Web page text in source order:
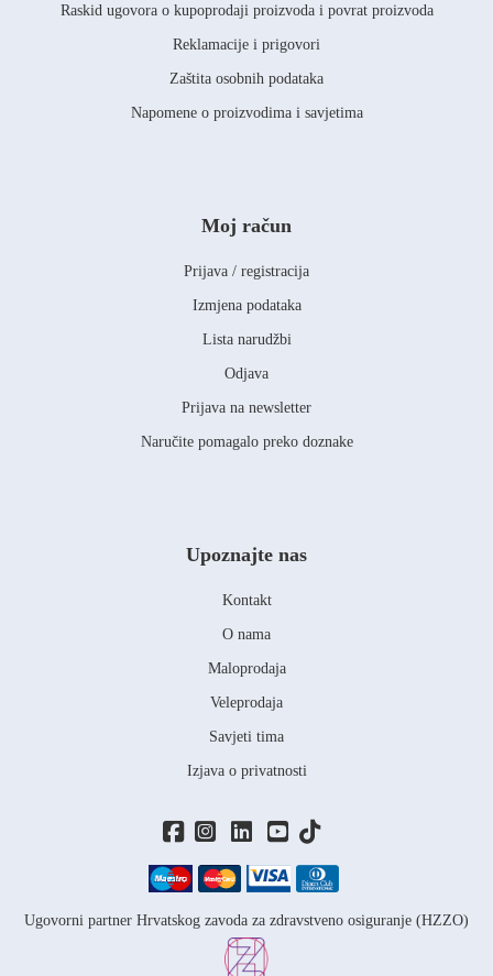
Raskid ugovora o kupoprodaji proizvoda i povrat proizvoda
Reklamacije i prigovori
Zaštita osobnih podataka
Napomene o proizvodima i savjetima
Moj račun
Prijava / registracija
Izmjena podataka
Lista narudžbi
Odjava
Prijava na newsletter
Naručite pomagalo preko doznake
Ugovorni partner Hrvatskog zavoda za zdravstveno osiguranje (HZZO)
Upoznajte nas
Kontakt
O nama
Maloprodaja
Veleprodaja
Savjeti tima
Izjava o privatnosti